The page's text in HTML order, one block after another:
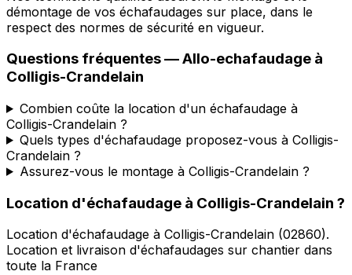
démontage de vos échafaudages sur place, dans le
respect des normes de sécurité en vigueur.
Questions fréquentes —Allo-echafaudage à
Colligis-Crandelain
Combien coûte la location d'un échafaudage à
Colligis-Crandelain ?
Quels types d'échafaudage proposez-vous à Colligis-
Crandelain ?
Assurez-vous le montage à Colligis-Crandelain ?
Location d'échafaudage à Colligis-Crandelain ?
Location d'échafaudage à Colligis-Crandelain (02860).
Location et livraison d'échafaudages sur chantier dans
toute la France